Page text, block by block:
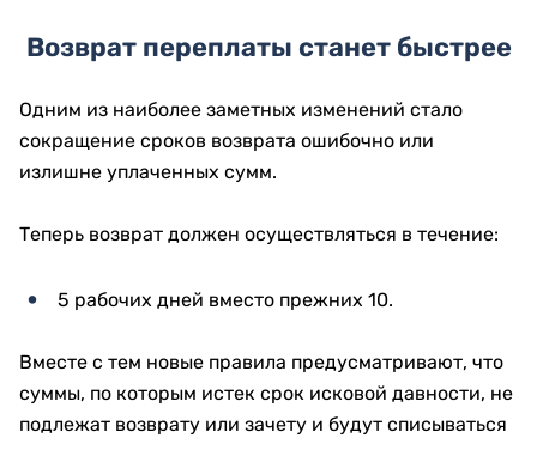
Возврат переплаты станет быстрее
Одним из наиболее заметных изменений стало
сокращение сроков возврата ошибочно или
излишне уплаченных сумм.
Теперь возврат должен осуществляться в течение:
5 рабочих дней вместо прежних 10.
Вместе с тем новые правила предусматривают, что
суммы, по которым истек срок исковой давности, не
подлежат возврату или зачету и будут списываться